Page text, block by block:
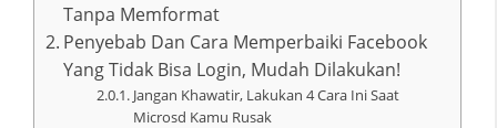
Tanpa Memformat
Penyebab Dan Cara Memperbaiki Facebook
Yang Tidak Bisa Login, Mudah Dilakukan!
Jangan Khawatir, Lakukan 4 Cara Ini Saat
Microsd Kamu Rusak